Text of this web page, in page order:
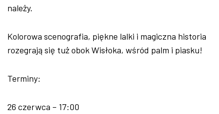
należy.
Kolorowa scenografia, piękne lalki i magiczna historia
rozegrają się tuż obok Wisłoka, wśród palm i piasku!
Terminy:
26 czerwca – 17:00